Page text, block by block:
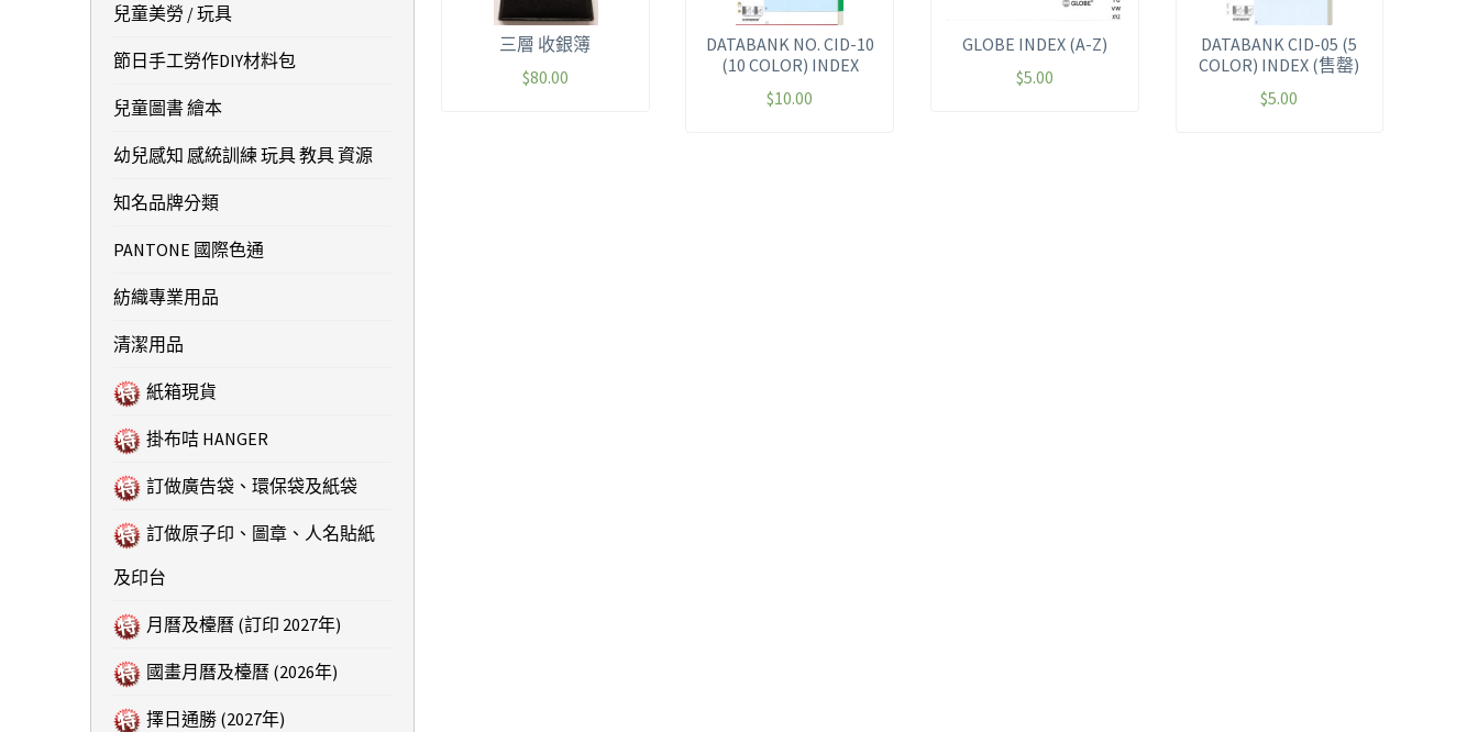
三層 收銀簿
$80.00
DATABANK NO. CID-10
(10 COLOR) INDEX
$10.00
GLOBE INDEX (A-Z)
$5.00
DATABANK CID-05 (5
COLOR) INDEX (售罄)
$5.00
兒童美勞 / 玩具
節日手工勞作DIY材料包
兒童圖書 繪本
幼兒感知 感統訓練 玩具 教具 資源
知名品牌分類
PANTONE 國際色通
紡織專業用品
清潔用品
紙箱現貨
掛布咭 HANGER
訂做廣告袋、環保袋及紙袋
訂做原子印、圖章、人名貼紙
及印台
月曆及檯曆 (訂印 2027年)
國畫月曆及檯曆 (2026年)
擇日通勝 (2027年)